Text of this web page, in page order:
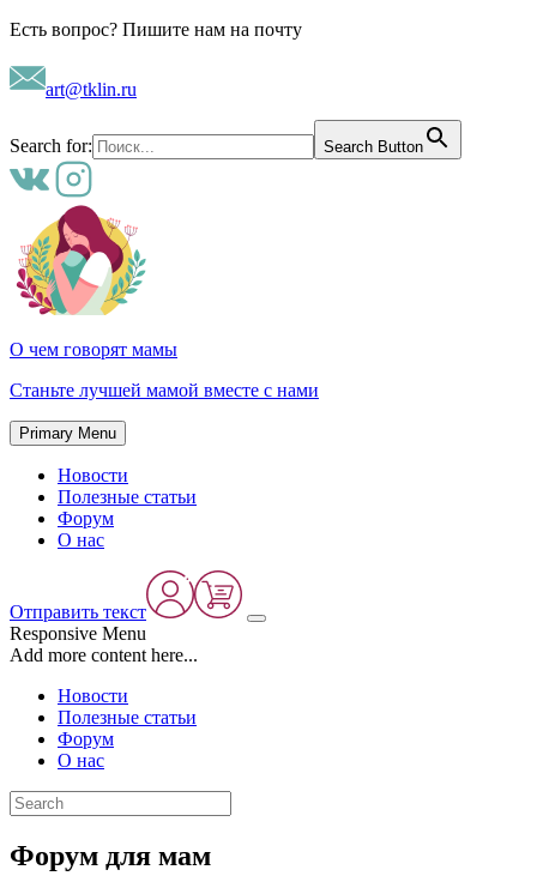
Skip
content
Есть вопрос? Пишите нам на почту
art@tklin.ru
Search for: Search Button
О чем говорят мамы
Станьте лучшей мамой вместе с нами
Primary Menu
Новости
Полезные статьи
Форум
О нас
Отправить текст
Responsive Menu
Add more content here...
Новости
Полезные статьи
Форум
О нас
Форум для мам